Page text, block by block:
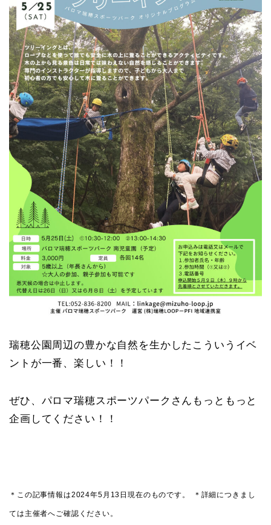
瑞穂公園周辺の豊かな自然を生かしたこういうイベ
ントが一番、楽しい！！
ぜひ、パロマ瑞穂スポーツパークさんもっともっと
企画してください！！
＊この記事情報は2024年5月13日現在のものです。 ＊詳細につきまし
ては主催者へご確認ください。